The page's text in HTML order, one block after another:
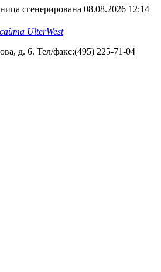
сгенерирована 08.08.2026 12:14
UlterWest
д. 6. Тел/факс:(495) 225-71-04